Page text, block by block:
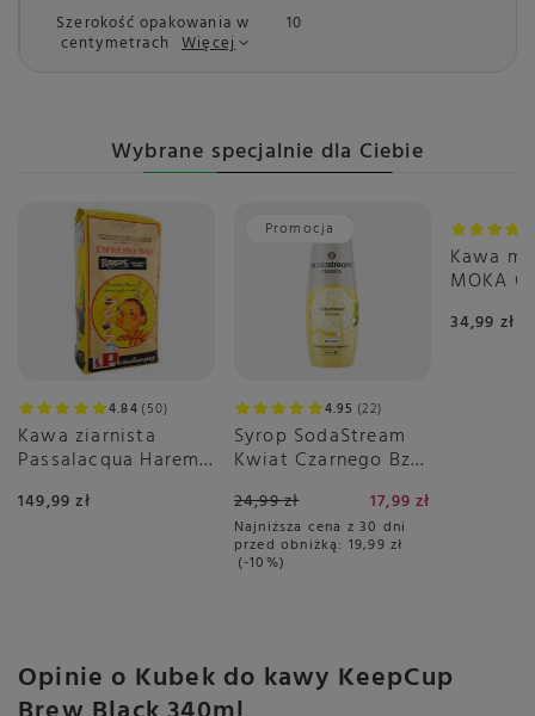
Szerokość opakowania w
centymetrach Więcej
10
Wybrane specjalnie dla Ciebie
4.84 50
Kawa ziarnista
Passalacqua Harem
149,99 zł
Promocja
4.95 22
Syrop SodaStream
Kwiat Czarnego Bzu
24,99 zł 17,99 zł
Najniższa cena z 30 dni
przed obniżką: 19,99 zł
-10%
Kawa
MOKA
34,99 zł
Opinie o Kubek do kawy KeepCup